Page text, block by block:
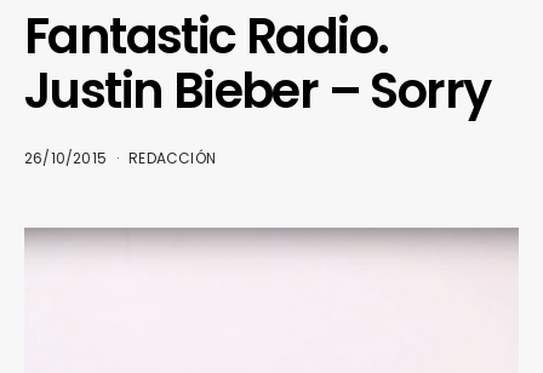
Fantastic Radio.
Justin Bieber – Sorry
26/10/2015 REDACCIÓN